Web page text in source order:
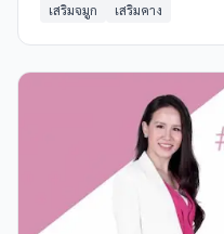
เสริมจมูก เสริมคาง